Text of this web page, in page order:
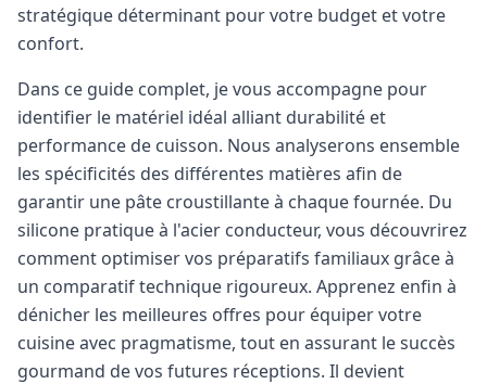
stratégique déterminant pour votre budget et votre
confort.
Dans ce guide complet, je vous accompagne pour
identifier le matériel idéal alliant durabilité et
performance de cuisson. Nous analyserons ensemble
les spécificités des différentes matières afin de
garantir une pâte croustillante à chaque fournée. Du
silicone pratique à l'acier conducteur, vous découvrirez
comment optimiser vos préparatifs familiaux grâce à
un comparatif technique rigoureux. Apprenez enfin à
dénicher les meilleures offres pour équiper votre
cuisine avec pragmatisme, tout en assurant le succès
gourmand de vos futures réceptions. Il devient